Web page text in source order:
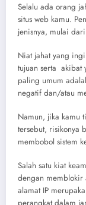
Selalu ada orang
situs web kamu.
jenisnya, mulai
Niat jahat yang
tujuan serta akibat
paling umum
negatif dan/atau
Namun, jika kamu
tersebut, risikonya
membobol sistem
Salah satu kiat
dengan memblokir
alamat IP